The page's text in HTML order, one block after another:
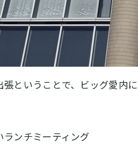
ということで、ビッグ愛内
ンチミーティング